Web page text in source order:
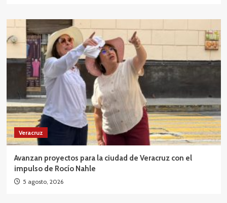
Veracruz
Avanzan proyectos para la ciudad de Veracruz con el
impulso de Rocío Nahle
5 agosto, 2026